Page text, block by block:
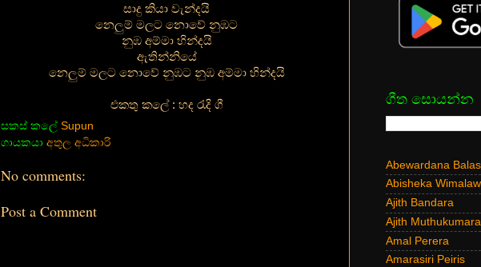
සාදු කියා වැන්දයි
නෙලුම් මලට නොවේ නුඹට
නුඹ අම්මා හින්දයි
ඇතින්නියේ
නෙලුම් මලට නොවේ නුඹට නුඹ අම්මා හින්දයි
එකතු කලේ : හද රැදි ගී
සකස් කලේ Supun
ගායකයා අතුල අධිකාරි
No comments:
Post a Comment
ගීත සොයන්න
Abewardana
Abisheka
Ajith Bandara
Ajith
Amal Perera
Amarasiri Peiris